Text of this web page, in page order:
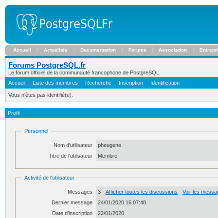
Accueil Actualités Documentation Forums Association
Forums PostgreSQL.fr
Le forum officiel de la communauté francophone de PostgreSQL
Accueil
Liste des membres Recherche Inscription Identification
Vous n'êtes pas identifié(e).
Profil
Personnel
Nom d'utilisateur
pheugene
Titre de l'utilisateur
Membre
Activité de l'utilisateur
Messages 3 - Afficher toutes les discussions - Voir les
Dernier message
24/01/2020 16:07:48
Date d'inscription
22/01/2020